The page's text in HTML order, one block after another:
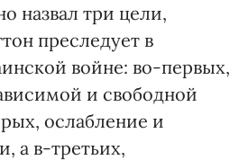
назвал три цели,
преследует в
войне: во-первых,
и свободной
ослабление и
а в-третьих,